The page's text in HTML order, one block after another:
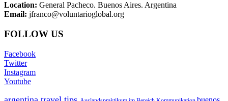
Location: General Pacheco. Buenos Aires. Argentina
Email: jfranco@voluntarioglobal.org
FOLLOW US
Facebook
Twitter
Instagram
Youtube